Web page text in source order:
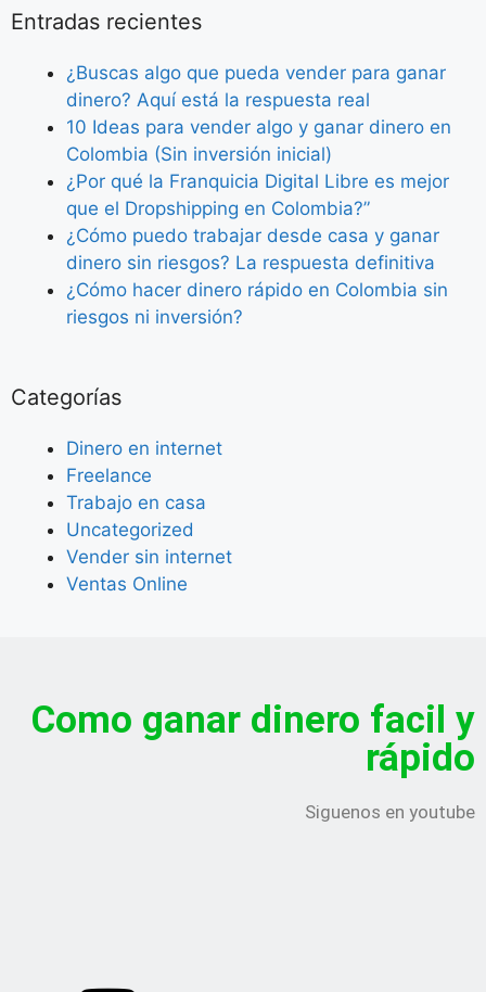
Entradas recientes
¿Buscas algo que pueda vender para ganar
dinero? Aquí está la respuesta real
10 Ideas para vender algo y ganar dinero en
Colombia (Sin inversión inicial)
¿Por qué la Franquicia Digital Libre es mejor
que el Dropshipping en Colombia?”
¿Cómo puedo trabajar desde casa y ganar
dinero sin riesgos? La respuesta definitiva
¿Cómo hacer dinero rápido en Colombia sin
riesgos ni inversión?
Categorías
Dinero en internet
Freelance
Trabajo en casa
Uncategorized
Vender sin internet
Ventas Online
Como ganar dinero facil y
rápido
Siguenos en youtube